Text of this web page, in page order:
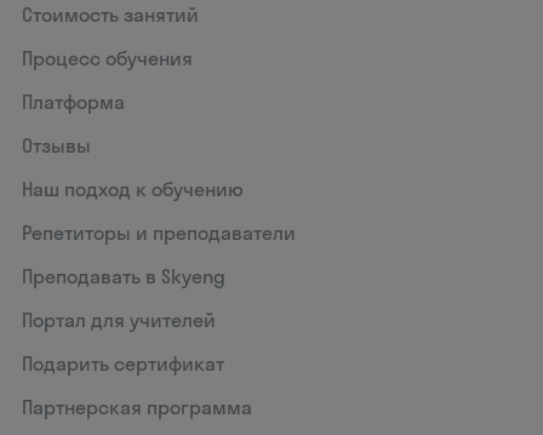
Стоимость занятий
Процесс обучения
Платформа
Отзывы
Наш подход к обучению
Репетиторы и преподаватели
Преподавать в Skyeng
Портал для учителей
Подарить сертификат
Партнерская программа